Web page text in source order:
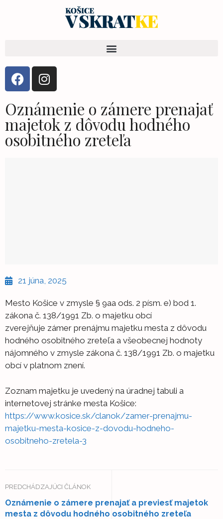
Oznámenie o zámere prenajať
majetok z dôvodu hodného
osobitného zreteľa
21 júna, 2025
Mesto Košice v zmysle § 9aa ods. 2 písm. e) bod 1.
zákona č. 138/1991 Zb. o majetku obcí
zverejňuje zámer prenájmu majetku mesta z dôvodu
hodného osobitného zreteľa a všeobecnej hodnoty
nájomného v zmysle zákona č. 138/1991 Zb. o majetku
obcí v platnom znení.
Zoznam majetku je uvedený na úradnej tabuli a
internetovej stránke mesta Košice:
https://www.kosice.sk/clanok/zamer-prenajmu-
majetku-mesta-kosice-z-dovodu-hodneho-
osobitneho-zretela-3
PREDCHÁDZAJÚCI ČLÁNOK
Oznámenie o zámere prenajať a previesť majetok
mesta z dôvodu hodného osobitného zreteľa